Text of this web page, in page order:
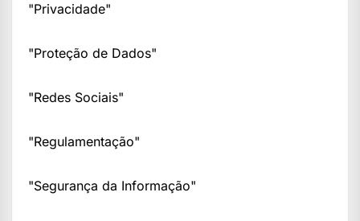
"Privacidade"
"Proteção de Dados"
"Redes Sociais"
"Regulamentação"
"Segurança da Informação"